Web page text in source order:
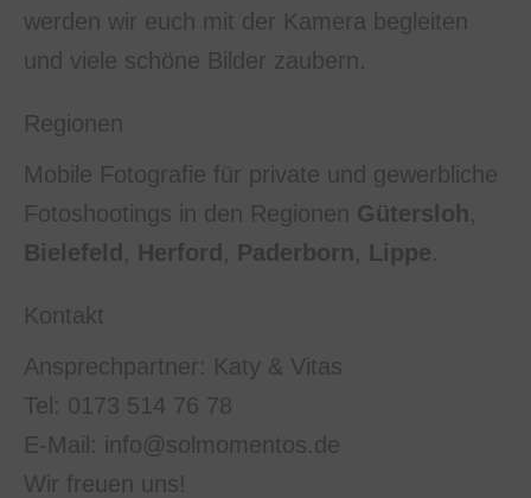
werden wir euch mit der Kamera begleiten
und viele schöne Bilder zaubern.
Regionen
Mobile Fotografie für private und gewerbliche
Fotoshootings in den Regionen Gütersloh,
Bielefeld, Herford, Paderborn, Lippe.
Kontakt
Ansprechpartner: Katy & Vitas
Tel: 0173 514 76 78
E-Mail: info@solmomentos.de
Wir freuen uns!